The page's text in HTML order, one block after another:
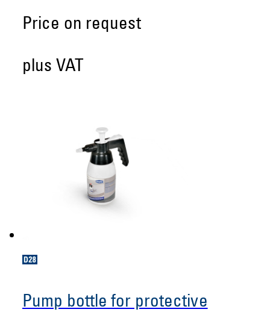
Price on request
plus VAT
Pump bottle for protective